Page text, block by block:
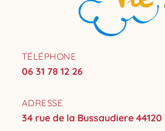
TÉLÉPHONE
06 31 78 12 26
ADRESSE
34 rue de la Bussaudiere